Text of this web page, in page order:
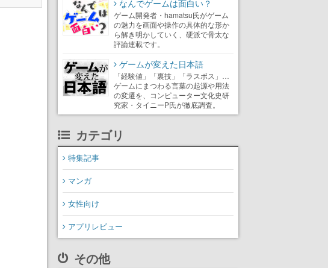
なんでゲームは面白い？
ゲーム開発者・hamatsu氏がゲーム
の魅力を画面や操作の具体的な形か
ら解き明かしていく、硬派で骨太な
評論連載です。
ゲームが変えた日本語
「経験値」「裏技」「ラスボス」…
ゲームにまつわる言葉の起源や用法
の変遷を、コンピューター文化史研
究家・タイニーP氏が徹底調査。
カテゴリ
特集記事
マンガ
女性向け
アプリレビュー
その他